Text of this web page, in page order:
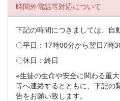
時間外電話等対応について
下記の時間につきましては、自
〇平日：17時00分から翌日7時
〇休日：終日
※生徒の生命や安全に関わる重
等へ連絡するとともに、下記の
告をお願い致します。